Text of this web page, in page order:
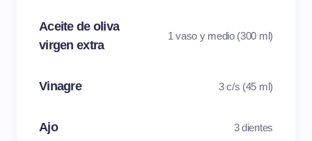
Aceite de oliva
virgen extra
1 vaso y medio (300 ml)
Vinagre 3 c/s (45 ml)
Ajo 3 dientes